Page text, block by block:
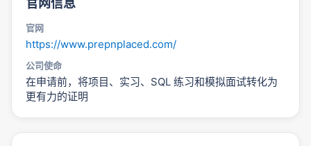
官网信息
官网
https://www.prepnplaced.com/
公司使命
在申请前，将项目、实习、SQL 练习和模拟面试转化为
更有力的证明